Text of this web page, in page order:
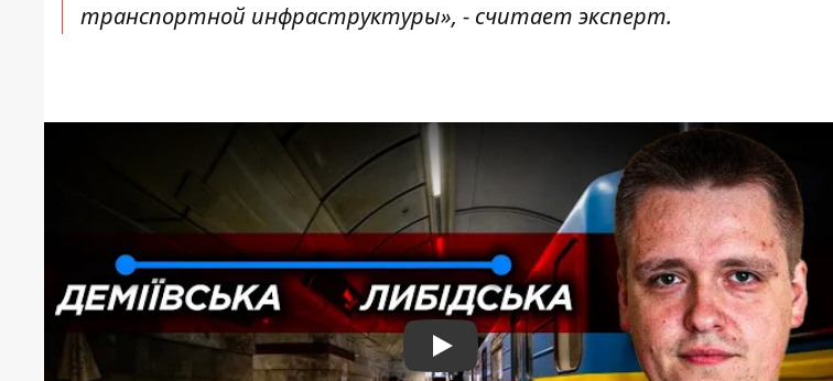
транспортной инфраструктуры», - считает эксперт.
Play